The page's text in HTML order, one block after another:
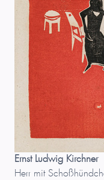
Ernst Ludwig Kirchner
Herr mit